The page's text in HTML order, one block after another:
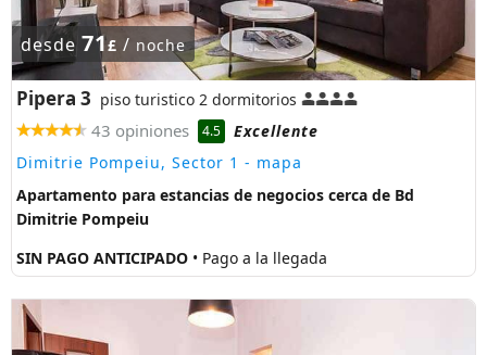
desde 71£ / noche
Pipera 3 piso turistico 2 dormitorios
43 opiniones 4.5
Excellente
Dimitrie Pompeiu, Sector 1 - mapa
Apartamento para estancias de negocios cerca de Bd
Dimitrie Pompeiu
SIN PAGO ANTICIPADO • Pago a la llegada